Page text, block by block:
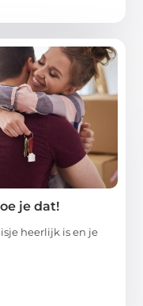
je dat!
heerlijk is en je